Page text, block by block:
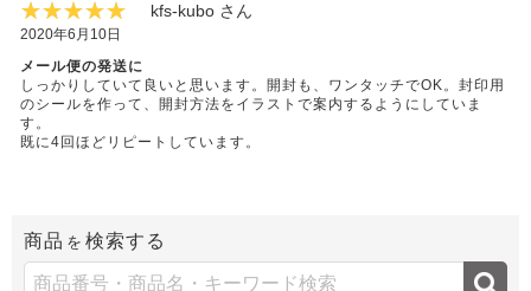
kfs-kubo さん
2020年6月10日
メール便の発送に
しっかりしていて良いと思います。開封も、ワンタッチでOK。封印用
のシールを作って、開封方法をイラストで案内するようにしていま
す。
既に4回ほどリピートしています。
商品 を 検索する